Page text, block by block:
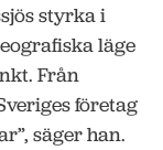
styrka i
läge
Från
företag
säger han.